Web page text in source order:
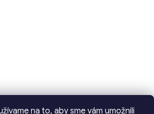
na to, aby sme vám umožnili